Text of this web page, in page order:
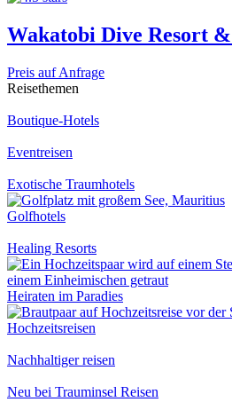
Wakatobi Dive Resort
Preis auf Anfrage
Reisethemen
Boutique-Hotels
Eventreisen
Exotische Traumhotels
Golfhotels
Healing Resorts
Heiraten im Paradies
Hochzeitsreisen
Nachhaltiger reisen
Neu bei Trauminsel Reisen